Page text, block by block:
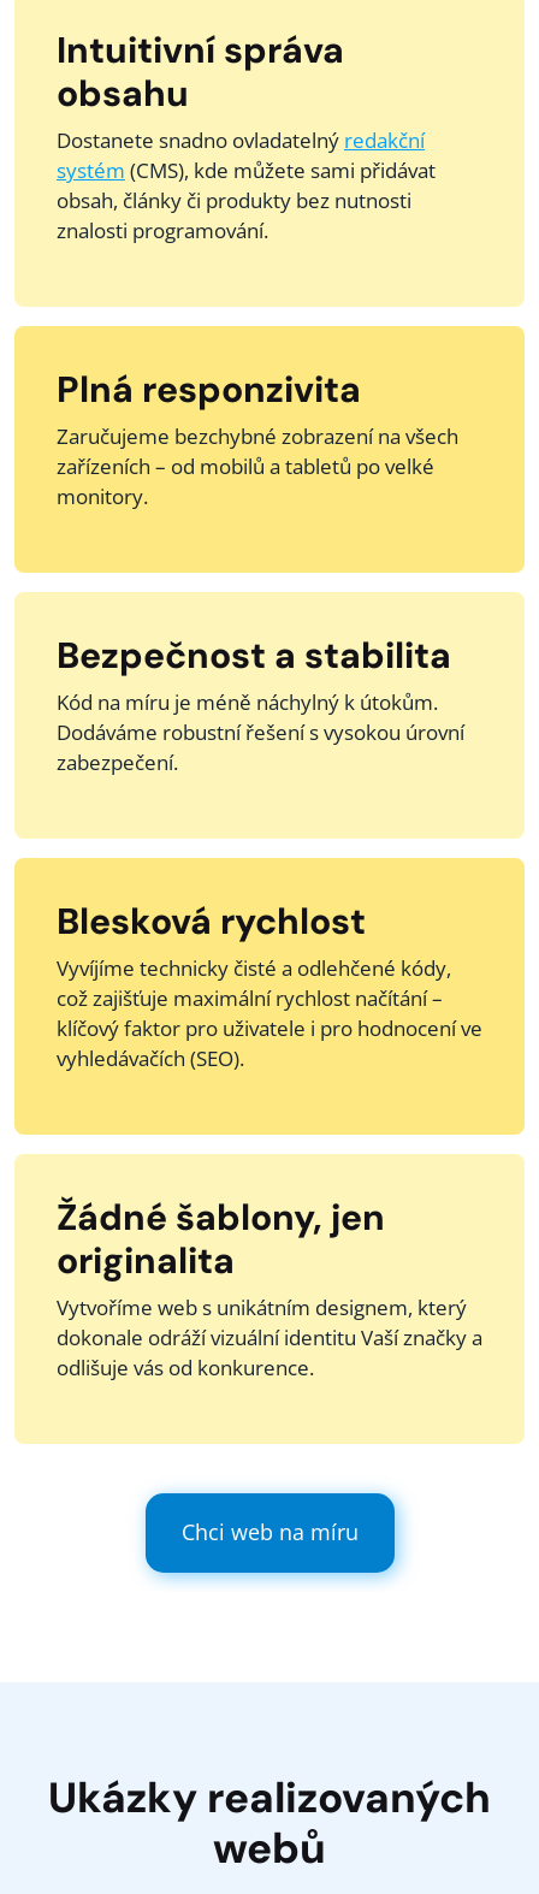
Intuitivní správa
obsahu
Dostanete snadno ovladatelný redakční
systém (CMS), kde můžete sami přidávat
obsah, články či produkty bez nutnosti
znalosti programování.
Plná responzivita
Zaručujeme bezchybné zobrazení na všech
zařízeních – od mobilů a tabletů po velké
monitory.
Bezpečnost a stabilita
Kód na míru je méně náchylný k útokům.
Dodáváme robustní řešení s vysokou úrovní
zabezpečení.
Blesková rychlost
Vyvíjíme technicky čisté a odlehčené kódy,
což zajišťuje maximální rychlost načítání –
klíčový faktor pro uživatele i pro hodnocení ve
vyhledávačích (SEO).
Žádné šablony, jen
originalita
Vytvoříme web s unikátním designem, který
dokonale odráží vizuální identitu Vaší značky a
odlišuje vás od konkurence.
Chci web na míru
Ukázky realizovaných
webů